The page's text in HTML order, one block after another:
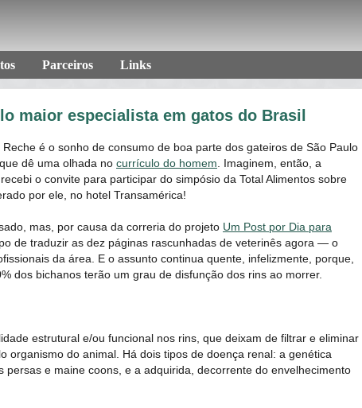
Parceiros Links
maior especialista em gatos do Brasil
é o sonho de consumo de boa parte dos gateiros de São Paulo
dê uma olhada no currículo do homem . Imaginem, então, a
o convite para participar do simpósio da Total Alimentos sobre
por ele, no hotel Transamérica!
mas, por causa da correria do projeto Um Post por Dia para
de traduzir as dez páginas rascunhadas de veterinês agora ― o
da área. E o assunto continua quente, infelizmente, porque,
dos bichanos terão um grau de disfunção dos rins ao morrer.
estrutural e/ou funcional nos rins, que deixam de filtrar e eliminar
organismo do animal. Há dois tipos de doença renal: a genética
persas e maine coons, e a adquirida, decorrente do envelhecimento